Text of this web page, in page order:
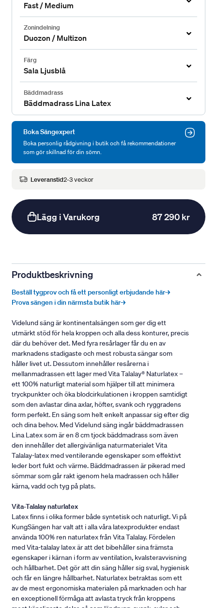
Fast / Medium
Zonindelning
Duozon / Multizon
Färg
Sala Ljusblå
Bäddmadrass
Bäddmadrass Lina Latex
Boka Sängexpert
Boka personlig rådgivning i butik och få rekommendationer
som gör skillnad för din sömn.
Leveranstid2-3 veckor
Lägg i Varukorg 87 290 kr
Produktbeskrivning
Beställ tygprov och få ett personligt erbjudande här→
Prova sängen i din närmsta butik här→
Videlund säng är kontinentalsängen som ger dig ett
utmärkt stöd för hela kroppen och alla dess konturer, precis
där du behöver det. Med fyra resårlager får du en av
marknadens stadigaste och mest robusta sängar som
håller livet ut. Dessutom innehåller resårerna i
mellanmadrassen ett lager med Vita Talalay® Naturlatex –
ett 100% naturligt material som hjälper till att minimera
tryckpunkter och öka blodcirkulationen i kroppen samtidigt
som den avlastar dina axlar, höfter, svank och ryggradens
form perfekt. En säng som helt enkelt anpassar sig efter dig
och dina behov. Med Videlund säng ingår bäddmadrassen
Lina Latex som är en 8 cm tjock bäddmadrass som även
den innehåller det allergivänliga naturmaterialet Vita
Talalay-latex med ventilerande egenskaper som effektivt
leder bort fukt och värme. Bäddmadrassen är pikerad med
sömmar som går rakt igenom hela madrassen och håller
kärna, vadd och tyg på plats.
Vita-Talalay naturlatex
Latex finns i olika former både syntetisk och naturligt. Vi på
KungSängen har valt att i alla våra latexprodukter endast
använda 100% ren naturlatex från Vita Talalay. Fördelen
med Vita-talalay latex är att det bibehåller sina främsta
egenskaper i kärnan i form av ventilation, kvalsteravvisning
och hållbarhet. Det gör att din säng håller sig sval, hygienisk
och får en längre hållbarhet. Naturlatex betraktas som ett
av de mest ergonomiska materialen på marknaden och har
en exceptionell förmåga att avlasta tryck från kroppens